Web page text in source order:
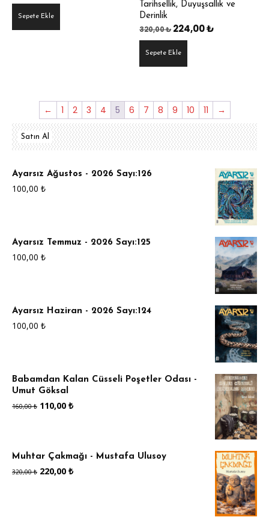
3.25
Sepete Ekle
Tarihsellik, Duyuşsallık ve
Derinlik
320,00₺ Orijinal
fiyat:
320,00 ₺.
224,00₺
Sepete Ekle
← 1 2 3 4 5 6 7 8 9 10 11 →
Satın Al
Ayarsız Ağustos - 2026 Sayı:126
100,00 ₺
Ayarsız Temmuz - 2026 Sayı:125
100,00 ₺
Ayarsız Haziran - 2026 Sayı:124
100,00 ₺
Babamdan Kalan Cüsseli Poşetler Odası -
Umut Göksal
160,00₺ Orijinal
110,00 ₺Şu
110,00 ₺.
Muhtar Çakmağı - Mustafa Ulusoy
320,00₺ Orijinal
220,00 ₺Şu